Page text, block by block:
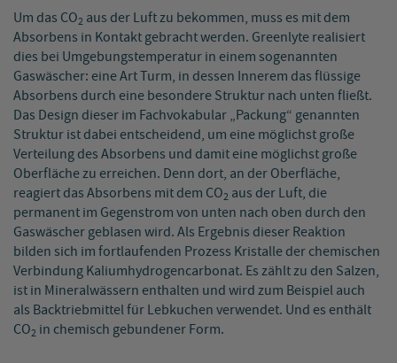
Um das CO2 aus der Luft zu bekommen, muss es mit dem
Absorbens in Kontakt gebracht werden. Greenlyte realisiert
dies bei Umgebungstemperatur in einem sogenannten
Gaswäscher: eine Art Turm, in dessen Innerem das flüssige
Absorbens durch eine besondere Struktur nach unten fließt.
Das Design dieser im Fachvokabular „Packung“ genannten
Struktur ist dabei entscheidend, um eine möglichst große
Verteilung des Absorbens und damit eine möglichst große
Oberfläche zu erreichen. Denn dort, an der Oberfläche,
reagiert das Absorbens mit dem CO2 aus der Luft, die
permanent im Gegenstrom von unten nach oben durch den
Gaswäscher geblasen wird. Als Ergebnis dieser Reaktion
bilden sich im fortlaufenden Prozess Kristalle der chemischen
Verbindung Kaliumhydrogencarbonat. Es zählt zu den Salzen,
ist in Mineralwässern enthalten und wird zum Beispiel auch
als Backtriebmittel für Lebkuchen verwendet. Und es enthält
CO2 in chemisch gebundener Form.